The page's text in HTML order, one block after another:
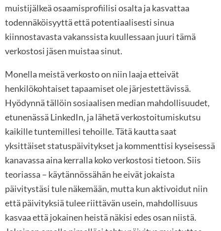
muistijälkeä osaamisprofiilisi osalta ja kasvattaa
todennäköisyyttä että potentiaalisesti sinua
kiinnostavasta vakanssista kuullessaan juuri tämä
verkostosi jäsen muistaa sinut.
Monella meistä verkosto on niin laaja etteivät
henkilökohtaiset tapaamiset ole järjestettävissä.
Hyödynnä tällöin sosiaalisen median mahdollisuudet,
etunenässä LinkedIn, ja lähetä verkostoitumiskutsu
kaikille tuntemillesi tehoille. Tätä kautta saat
yksittäiset statuspäivitykset ja kommenttisi kyseisessä
kanavassa aina kerralla koko verkostosi tietoon. Siis
teoriassa – käytännössähän he eivät jokaista
päivitystäsi tule näkemään, mutta kun aktivoidut niin
että päivityksiä tulee riittävän usein, mahdollisuus
kasvaa että jokainen heistä näkisi edes osan niistä.